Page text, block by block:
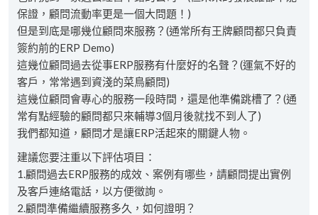
保證，顧問流動率更是一個大問題！)
但是到底是哪幾位顧問來服務？(通常所有王牌顧問都只負責
簽約前的ERP Demo)
這幾位顧問過去從事ERP服務有什麼好的名聲？(運氣不好的
客戶，常常遇到資淺的菜鳥顧問)
這幾位顧問會專心的服務一段時間，還是他準備跳槽了？(通
常有點經驗的顧問都只來輔導3個月後就找不到人了)
我們都知道，顧問才是讓ERP活起來的關鍵人物。
建議您要注重以下評估項目：
1.顧問過去ERP服務的成效、案例有哪些，請顧問提出實例
及客戶連絡電話，以方便徵詢。
2.顧問準備繼續服務多久，如何證明？